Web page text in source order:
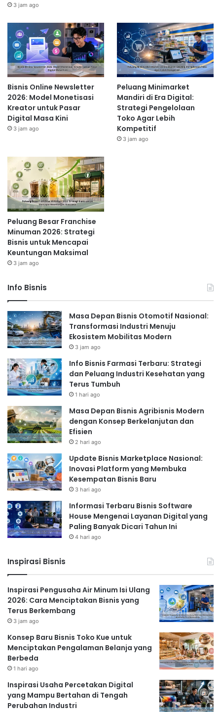
3 jam ago
Bisnis Online Newsletter
2026: Model Monetisasi
Kreator untuk Pasar
Digital Masa Kini
3 jam ago
Peluang Minimarket
Mandiri di Era Digital:
Strategi Pengelolaan
Toko Agar Lebih
Kompetitif
3 jam ago
Peluang Besar Franchise
Minuman 2026: Strategi
Bisnis untuk Mencapai
Keuntungan Maksimal
3 jam ago
Info Bisnis
Masa Depan Bisnis Otomotif Nasional:
Transformasi Industri Menuju
Ekosistem Mobilitas Modern
3 jam ago
Info Bisnis Farmasi Terbaru: Strategi
dan Peluang Industri Kesehatan yang
Terus Tumbuh
1 hari ago
Masa Depan Bisnis Agribisnis Modern
dengan Konsep Berkelanjutan dan
Efisien
2 hari ago
Update Bisnis Marketplace Nasional:
Inovasi Platform yang Membuka
Kesempatan Bisnis Baru
3 hari ago
Informasi Terbaru Bisnis Software
House Mengenai Layanan Digital yang
Paling Banyak Dicari Tahun Ini
4 hari ago
Inspirasi Bisnis
Inspirasi Pengusaha Air Minum Isi Ulang
2026: Cara Menciptakan Bisnis yang
Terus Berkembang
3 jam ago
Konsep Baru Bisnis Toko Kue untuk
Menciptakan Pengalaman Belanja yang
Berbeda
1 hari ago
Inspirasi Usaha Percetakan Digital
yang Mampu Bertahan di Tengah
Perubahan Industri